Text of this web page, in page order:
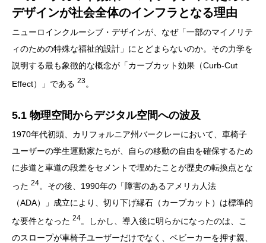
デザインが社会全体のインフラとなる理由
ニューロインクルーシブ・デザインが、なぜ「一部のマイノリテ
ィのための特殊な福祉的設計」にとどまらないのか。その力学を
説明する最も象徴的な概念が「カーブカット効果（Curb-Cut
Effect）」である 23。
5.1 物理空間からデジタル空間への波及
1970年代初頭、カリフォルニア州バークレーにおいて、車椅子
ユーザーの学生運動家たちが、自らの移動の自由を確保するため
に歩道と車道の段差をセメントで埋めたことが歴史の転換点とな
った 24。その後、1990年の「障害のあるアメリカ人法
（ADA）」成立により、切り下げ縁石（カーブカット）は標準的
な要件となった 24。しかし、導入後に明らかになったのは、こ
のスロープが車椅子ユーザーだけでなく、ベビーカーを押す親、